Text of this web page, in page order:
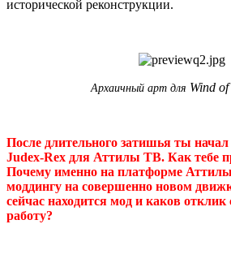
исторической реконструкции.
Архаичный арт для Wind
После длительного затишья ты начал
Judex-Rex для Аттилы ТВ. Как тебе
Почему именно на платформе
моддингу на совершенно новом
сейчас находится мод и каков
работу?